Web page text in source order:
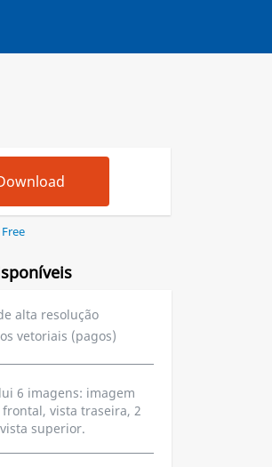
alta resolução
vetoriais (pagos)
6 imagens: imagem
vista traseira, 2
superior.